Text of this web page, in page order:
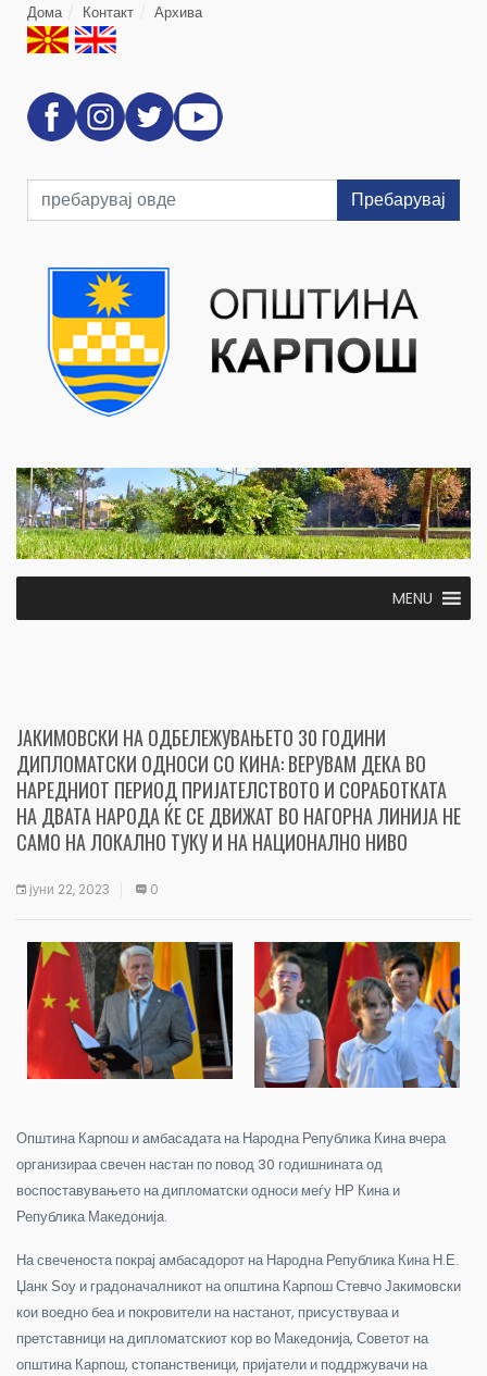
Дома Контакт Архива
Пребарувај
MENU
ЈАКИМОВСКИ НА ОДБЕЛЕЖУВАЊЕТО 30 ГОДИНИ
ДИПЛОМАТСКИ ОДНОСИ СО КИНА: ВЕРУВАМ ДЕКА ВО
НАРЕДНИОТ ПЕРИОД ПРИЈАТЕЛСТВОТО И СОРАБОТКАТА
НА ДВАТА НАРОДА ЌЕ СЕ ДВИЖАТ ВО НАГОРНА ЛИНИЈА НЕ
САМО НА ЛОКАЛНО ТУКУ И НА НАЦИОНАЛНО НИВО
јуни 22, 2023 0
Општина Карпош и амбасадата на Народна Република Кина вчера
организираа свечен настан по повод 30 годишнината од
воспоставувањето на дипломатски односи меѓу НР Кина и
Република Македонија.
На свеченоста покрај амбасадорот на Народна Република Кина Н.Е.
Џанк Ѕоу и градоначалникот на општина Карпош Стевчо Јакимовски
кои воедно беа и покровители на настанот, присуствуваа и
претставници на дипломатскиот кор во Македонија, Советот на
општина Карпош, стопанственици, пријатели и поддржувачи на